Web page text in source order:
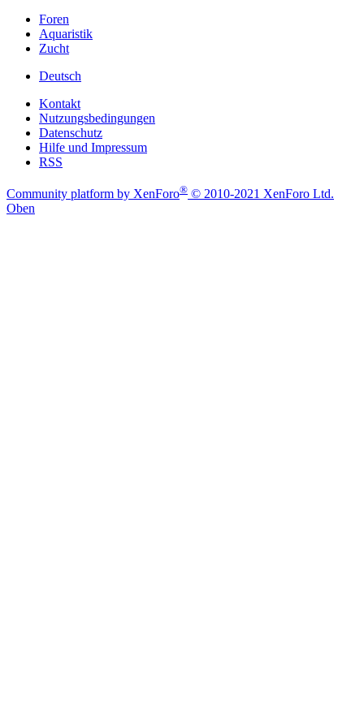
Foren
Aquaristik
Zucht
Deutsch
Kontakt
Nutzungsbedingungen
Datenschutz
Hilfe und Impressum
RSS
Community platform by XenForo® © 2010-2021 XenForo Ltd.
Oben